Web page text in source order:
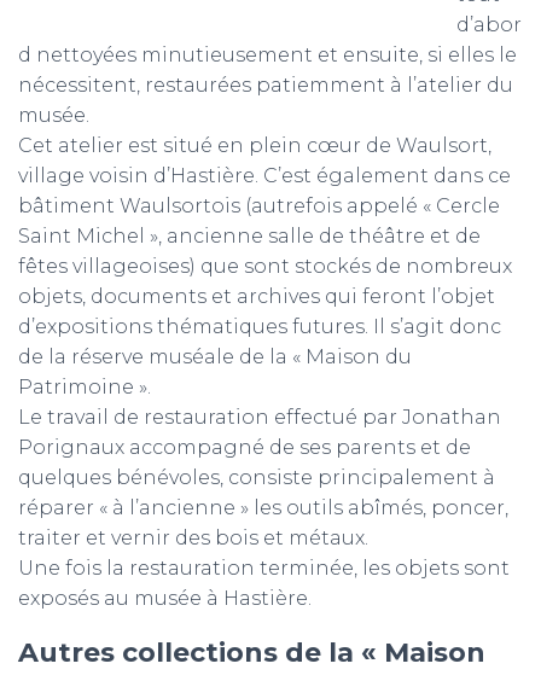
d’abor
d nettoyées minutieusement et ensuite, si elles le
nécessitent, restaurées patiemment à l’atelier du
musée.
Cet atelier est situé en plein cœur de Waulsort,
village voisin d’Hastière. C’est également dans ce
bâtiment Waulsortois (autrefois appelé « Cercle
Saint Michel », ancienne salle de théâtre et de
fêtes villageoises) que sont stockés de nombreux
objets, documents et archives qui feront l’objet
d’expositions thématiques futures. Il s’agit donc
de la réserve muséale de la « Maison du
Patrimoine ».
Le travail de restauration effectué par Jonathan
Porignaux accompagné de ses parents et de
quelques bénévoles, consiste principalement à
réparer « à l’ancienne » les outils abîmés, poncer,
traiter et vernir des bois et métaux.
Une fois la restauration terminée, les objets sont
exposés au musée à Hastière.
Autres collections de la « Maison